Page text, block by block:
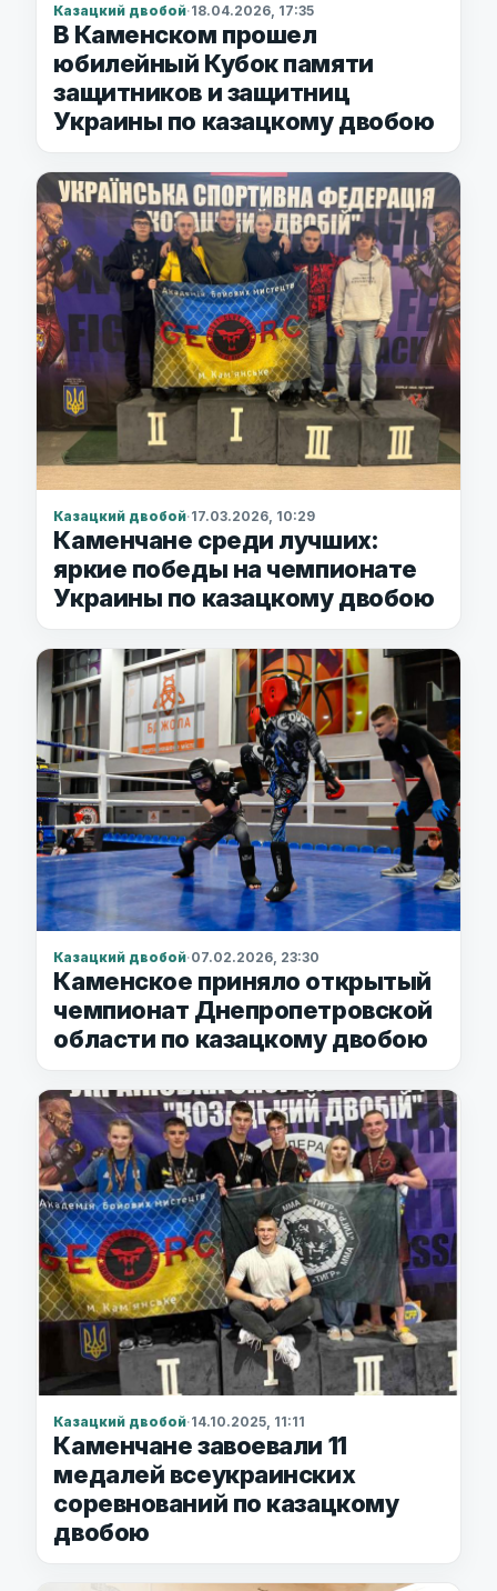
Казацкий двобой·18.04.2026, 17:35
В Каменском прошел
юбилейный Кубок памяти
защитников и защитниц
Украины по казацкому двобою
Казацкий двобой·17.03.2026, 10:29
Каменчане среди лучших:
яркие победы на чемпионате
Украины по казацкому двобою
Казацкий двобой·07.02.2026, 23:30
Каменское приняло открытый
чемпионат Днепропетровской
области по казацкому двобою
Казацкий двобой·14.10.2025, 11:11
Каменчане завоевали 11
медалей всеукраинских
соревнований по казацкому
двобою